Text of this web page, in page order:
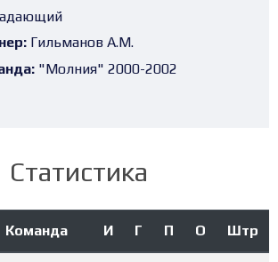
Гильманов А.М.
"Молния" 2000-2002
Статистика
Команда И Г П О Штр